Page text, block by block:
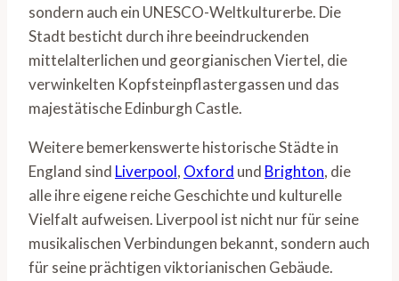
sondern auch ein UNESCO-Weltkulturerbe. Die
Stadt besticht durch ihre beeindruckenden
mittelalterlichen und georgianischen Viertel, die
verwinkelten Kopfsteinpflastergassen und das
majestätische Edinburgh Castle.
Weitere bemerkenswerte historische Städte in
England sind Liverpool, Oxford und Brighton, die
alle ihre eigene reiche Geschichte und kulturelle
Vielfalt aufweisen. Liverpool ist nicht nur für seine
musikalischen Verbindungen bekannt, sondern auch
für seine prächtigen viktorianischen Gebäude.